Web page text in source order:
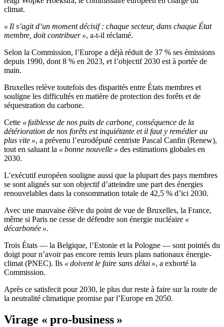
climat.
« Il s’agit d’un moment décisif : chaque secteur, dans chaque État
membre, doit contribuer », a-t-il réclamé.
Selon la Commission, l’Europe a déjà réduit de 37 % ses émissions
depuis 1990, dont 8 % en 2023, et l’objectif 2030 est à portée de
main.
Bruxelles relève toutefois des disparités entre États membres et
souligne les difficultés en matière de protection des forêts et de
séquestration du carbone.
Cette « faiblesse de nos puits de carbone, conséquence de la
détérioration de nos forêts est inquiétante et il faut y remédier au
plus vite », a prévenu l’eurodéputé centriste Pascal Canfin (Renew),
tout en saluant la « bonne nouvelle » des estimations globales en
2030.
L’exécutif européen souligne aussi que la plupart des pays membres
se sont alignés sur son objectif d’atteindre une part des énergies
renouvelables dans la consommation totale de 42,5 % d’ici 2030.
Avec une mauvaise élève du point de vue de Bruxelles, la France,
même si Paris ne cesse de défendre son énergie nucléaire «
décarbonée ».
Trois États — la Belgique, l’Estonie et la Pologne — sont pointés du
doigt pour n’avoir pas encore remis leurs plans nationaux énergie-
climat (PNEC). Ils « doivent le faire sans délai », a exhorté la
Commission.
Après ce satisfecit pour 2030, le plus dur reste à faire sur la route de
la neutralité climatique promise par l’Europe en 2050.
Virage « pro-business »